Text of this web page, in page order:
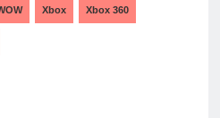
Xbox Xbox 360